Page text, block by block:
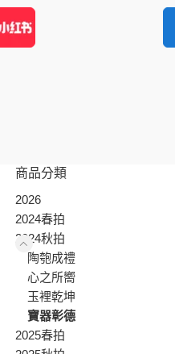
商品分類
2026
2024春拍
2024秋拍
陶匏成禮
心之所嚮
玉裡乾坤
寶器彰德
2025春拍